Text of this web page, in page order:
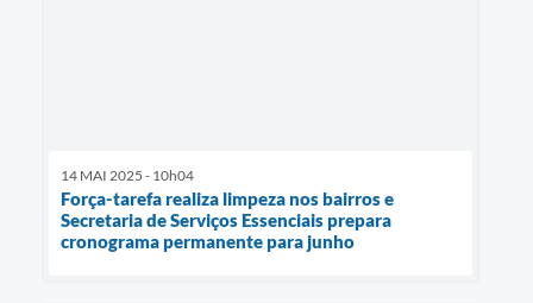
14 MAI 2025 - 10h04
Força-tarefa realiza limpeza nos bairros e
Secretaria de Serviços Essenciais prepara
cronograma permanente para junho